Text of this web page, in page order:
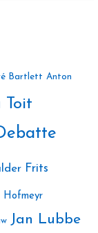
Bartlett Anton
Toit
Frits
Hofmeyr
Jan Lubbe